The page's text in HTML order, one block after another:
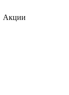
Акции